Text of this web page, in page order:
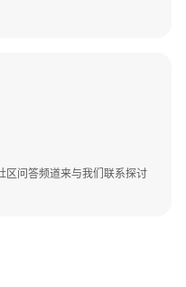
区问答频道来与我们联系探讨